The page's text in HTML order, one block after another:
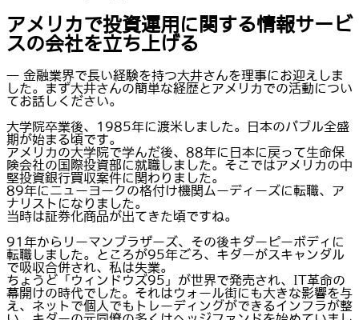
アメリカで投資運用に関する情報サービ
スの会社を立ち上げる
― 金融業界で長い経験を持つ大井さんを理事にお迎えしま
した。まず大井さんの簡単な経歴とアメリカでの活動につい
てお話しください。
大学院卒業後、1985年に渡米しました。日本のバブル全盛
期が始まる頃です。
アメリカの大学院で学んだ後、88年に日本に戻って生命保
険会社の国際投資部に就職しました。そこではアメリカの中
堅投資銀行買収案件に関わりました。
89年にニューヨークの格付け機関ムーディーズに転職、ア
ナリストになりました。
当時は証券化商品が出てきた頃ですね。
91年からリーマンブラザーズ、その後キダーピーボディに
転職しました。ところが95年ごろ、キダーがスキャンダル
で吸収合併され、私は失業。
ちょうど「ウィンドウズ95」が世界で発売され、IT革命の
幕開けの時代でした。それはウォール街にも大きな影響を与
え、ネットで個人でもトレーディングができるインフラが整